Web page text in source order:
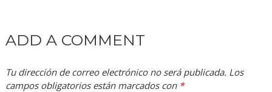
ADD A COMMENT
Tu dirección de correo electrónico no será publicada. Los
campos obligatorios están marcados con *